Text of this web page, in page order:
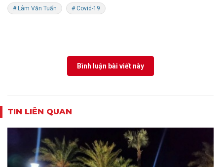
# Lâm Văn Tuấn # Covid-19
Bình luận bài viết này
TIN LIÊN QUAN